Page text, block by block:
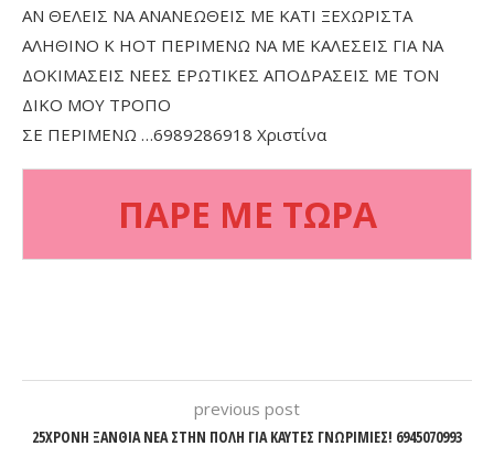
ΑΝ ΘΕΛΕΙΣ ΝΑ ΑΝΑΝΕΩΘΕΙΣ ΜΕ ΚΑΤΙ ΞΕΧΩΡΙΣΤΑ
ΑΛΗΘΙΝΟ Κ ΗΟΤ ΠΕΡΙΜΕΝΩ ΝΑ ΜΕ ΚΑΛΕΣΕΙΣ ΓΙΑ ΝΑ
ΔΟΚΙΜΑΣΕΙΣ ΝΕΕΣ ΕΡΩΤΙΚΕΣ ΑΠΟΔΡΑΣΕΙΣ ΜΕ ΤΟΝ
ΔΙΚΟ ΜΟΥ ΤΡΟΠΟ
ΣΕ ΠΕΡΙΜΕΝΩ …6989286918 Χριστίνα
ΠΑΡΕ ΜΕ ΤΩΡΑ
previous post
25ΧΡΟΝΗ ΞΑΝΘΙΑ ΝΕΑ ΣΤΗΝ ΠΟΛΗ ΓΙΑ ΚΑΥΤΕΣ ΓΝΩΡΙΜΙΕΣ! 6945070993